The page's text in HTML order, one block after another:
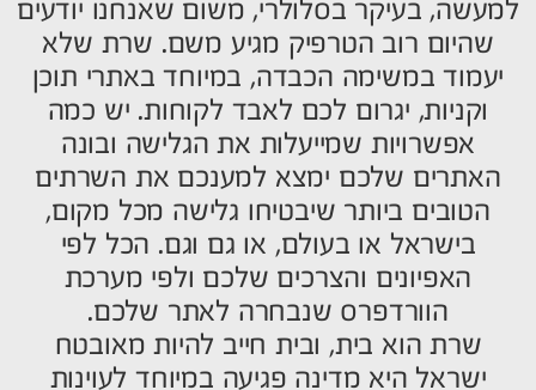
למעשה, בעיקר בסלולרי, משום שאנחנו יודעים
שהיום רוב הטרפיק מגיע משם. שרת שלא
יעמוד במשימה הכבדה, במיוחד באתרי תוכן
וקניות, יגרום לכם לאבד לקוחות. יש כמה
אפשרויות שמייעלות את הגלישה ובונה
האתרים שלכם ימצא למענכם את השרתים
הטובים ביותר שיבטיחו גלישה מכל מקום,
בישראל או בעולם, או גם וגם. הכל לפי
האפיונים והצרכים שלכם ולפי מערכת
הוורדפרס שנבחרה לאתר שלכם.
שרת הוא בית, ובית חייב להיות מאובטח
ישראל היא מדינה פגיעה במיוחד לעוינות